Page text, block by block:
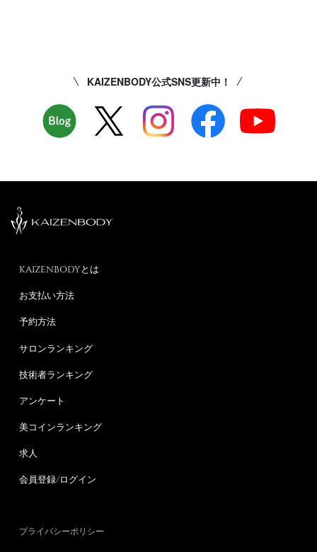
KAIZENBODY公式SNS更新中！
KAIZENBODYとは
お支払い方法
予約方法
サロンランキング
技術者ランキング
アンケート
美コインランキング
求人
会員登録/ログイン
プライバシーポリシー